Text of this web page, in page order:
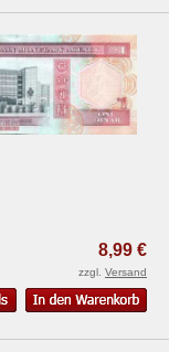
8,99 €
zzgl. Versand